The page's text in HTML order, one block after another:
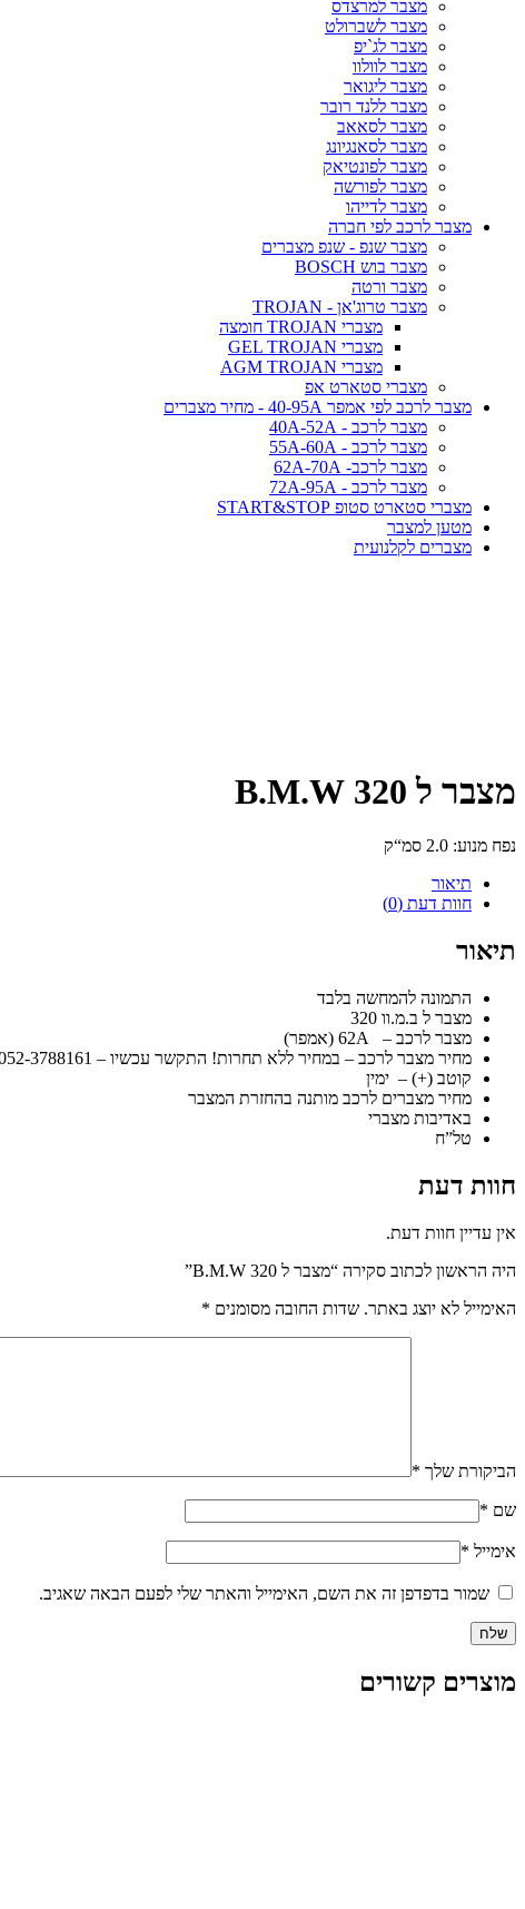
מצבר למרצדס
מצבר לשברולט
מצבר לג`יפ
מצבר לוולוו
מצבר ליגואר
מצבר ללנד רובר
מצבר לסאאב
מצבר לסאנגיונג
מצבר לפונטיאק
מצבר לפורשה
מצבר לדייהו
מצבר לרכב לפי חברה
מצבר שנפ - שנפ מצברים
מצבר בוש BOSCH
מצבר ורטה
מצבר טרוג'אן - TROJAN
מצברי TROJAN חומצה
מצברי GEL TROJAN
מצברי AGM TROJAN
מצברי סטארט אפ
מצבר לרכב לפי אמפר 40-95A - מחיר מצברים
מצבר לרכב - 40A-52A
מצבר לרכב - 55A-60A
מצבר לרכב- 62A-70A
מצבר לרכב - 72A-95A
מצברי סטארט סטופ START&STOP
מטען למצבר
מצברים לקלנועית
מצבר ל 320 B.M.W
נפח מנוע: 2.0 סמ“ק
תיאור
חוות דעת (0)
תיאור
התמונה להמחשה בלבד
מצבר ל ב.מ.וו 320
מצבר לרכב – 62A (אמפר)
מחיר מצבר לרכב – במחיר ללא תחרות! התקשר עכשיו – 052-3788161
קוטב (+) – ימין
מחיר מצברים לרכב מותנה בהחזרת המצבר
באדיבות מצברי
טל”ח
חוות דעת
אין עדיין חוות דעת.
היה הראשון לכתוב סקירה “מצבר ל 320 B.M.W”
האימייל לא יוצג באתר. שדות החובה מסומנים *
הביקורת שלך *
שם *
אימייל *
שמור בדפדפן זה את השם, האימייל והאתר שלי לפעם הבאה שאגיב.
מוצרים קשורים